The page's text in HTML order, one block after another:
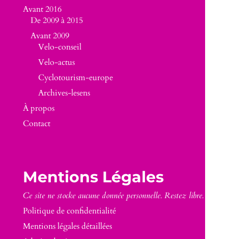
Avant 2016
De 2009 à 2015
Avant 2009
Velo-conseil
Velo-actus
Cyclotourism-europe
Archives-lesens
À propos
Contact
Mentions Légales
Ce site ne stocke aucune donnée personnelle. Restez libre.
Politique de confidentialité
Mentions légales détaillées